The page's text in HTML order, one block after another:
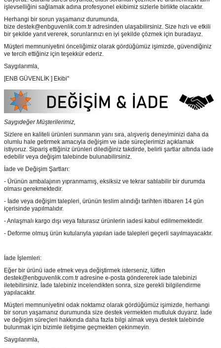
işlevselliğini sağlamak adına profesyonel ekibimiz sizlerle birlikte olacaktır.
Herhangi bir sorun yaşamanız durumunda,
bize destek@enbguvenlik.com.tr adresinden ulaşabilirsiniz. Size hızlı ve etkili
bir şekilde yanıt vererek, sorunlarınızı en iyi şekilde çözmek için buradayız.
Müşteri memnuniyetini önceliğimiz olarak gördüğümüz işimizde, güvendiğiniz
ve tercih ettiğiniz için teşekkür ederiz.
Saygılarımla,
[ENB GÜVENLİK ] Ekibi"
Saygıdeğer Müşterilerimiz,
Sizlere en kaliteli ürünleri sunmanın yanı sıra, alışveriş deneyiminizi daha da
olumlu hale getirmek amacıyla değişim ve iade süreçlerimizi açıklamak
istiyoruz. Sipariş ettiğiniz ürünleri dilediğiniz takdirde, belirli şartlar altında iade
edebilir veya değişim talebinde bulunabilirsiniz.
İade ve Değişim Şartları:
- Ürünün ambalajının yıpranmamış, eksiksiz ve tekrar satılabilir bir durumda
olması gerekmektedir.
- İade veya değişim talepleri, ürünün teslim alındığı tarihten itibaren 14 gün
içerisinde yapılmalıdır.
- Anlaşmalı kargo dışı veya faturasız ürünlerin iadesi kabul edilmemektedir.
- Deforme olmuş ürün kutularıyla yapılan iade talepleri geçerli sayılmayacaktır.
İade İşlemleri:
Eğer bir ürünü iade etmek veya değiştirmek isterseniz, lütfen
destek@enbguvenlik.com.tr adresine e-posta göndererek iade talebinizi
iletebilirsiniz. İade talebiniz incelendikten sonra, size gerekli bilgilendirme
yapılacaktır.
Müşteri memnuniyetini odak noktamız olarak gördüğümüz işimizde, herhangi
bir sorun yaşamanız durumunda size destek vermekten mutluluk duyarız. İade
ve değişim süreçleri hakkında daha fazla bilgi almak veya destek talebinde
bulunmak için bizimle iletişime geçmekten çekinmeyin.
Saygılarımla,